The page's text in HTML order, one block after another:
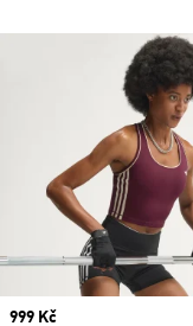
Price
999 Kč